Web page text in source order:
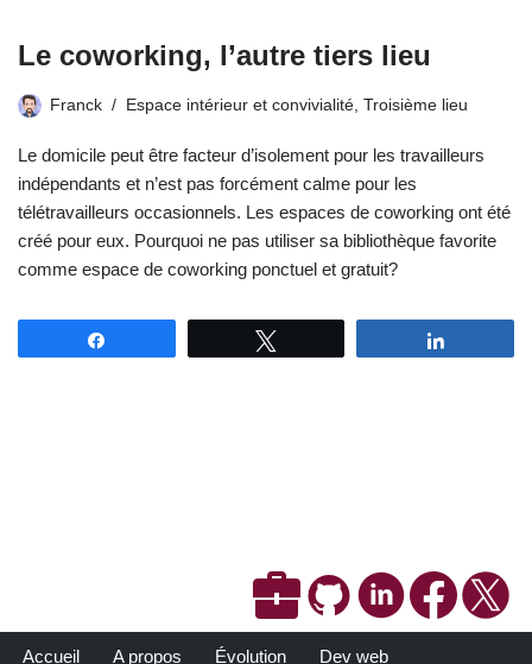
Le coworking, l’autre tiers lieu
Franck Espace intérieur et convivialité, Troisième lieu
Le domicile peut être facteur d’isolement pour les travailleurs
indépendants et n’est pas forcément calme pour les
télétravailleurs occasionnels. Les espaces de coworking ont été
créé pour eux. Pourquoi ne pas utiliser sa bibliothèque favorite
comme espace de coworking ponctuel et gratuit?
Accueil A propos Évolution Dev web